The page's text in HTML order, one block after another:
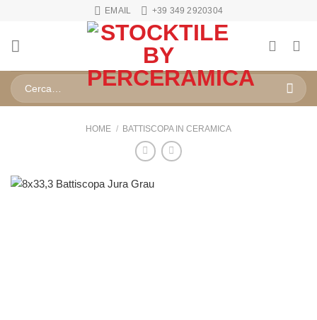
contenuti
EMAIL +39 349 2920304
Cerca:
HOME / BATTISCOPA IN CERAMICA